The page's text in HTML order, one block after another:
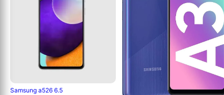
Samsung a526 6.5